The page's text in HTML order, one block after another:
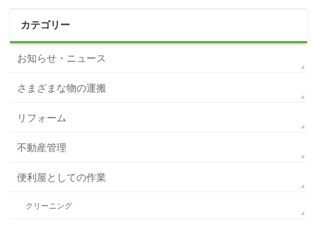
カテゴリー
お知らせ・ニュース
さまざまな物の運搬
リフォーム
不動産管理
便利屋としての作業
クリーニング